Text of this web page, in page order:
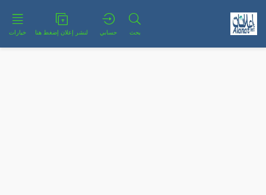
بحث حسابي لنشر إعلان إضغط هنا خيارات